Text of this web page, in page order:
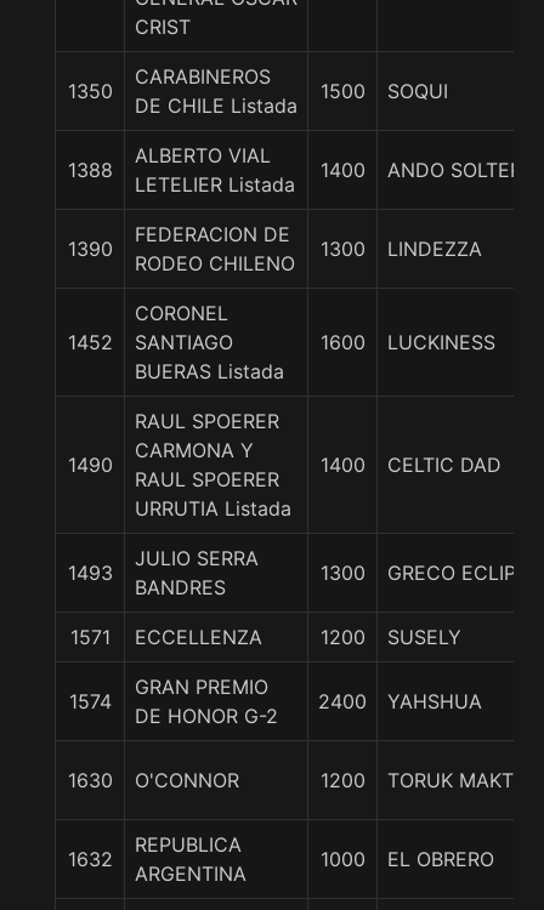
CRIST
1350
CARABINEROS
DE CHILE Listada
1500 SOQUI
1388
ALBERTO VIAL
LETELIER Listada
1400 ANDO SOLTERA
1390
FEDERACION DE
RODEO CHILENO
1300 LINDEZZA
1452
CORONEL
SANTIAGO
BUERAS Listada
1600 LUCKINESS
1490
RAUL SPOERER
CARMONA Y
RAUL SPOERER
URRUTIA Listada
1400 CELTIC DAD
1493
JULIO SERRA
BANDRES
1300 GRECO
1571 ECCELLENZA 1200 SUSELY
1574
GRAN PREMIO
DE HONOR G-2
2400 YAHSHUA
1630 O'CONNOR 1200 TORUK MAKTO
1632
REPUBLICA
ARGENTINA
1000 EL OBRERO